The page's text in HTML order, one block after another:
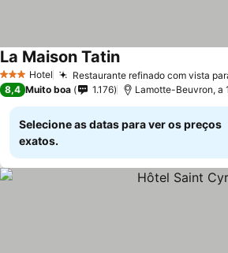
3 EstrelasHotel Restaurante refinado com vista
La Maison TatinVer preços
8,4 Muito boa 1.176 Lamotte-Beuvron, a
Selecione as datas para ver os preços
exatos.